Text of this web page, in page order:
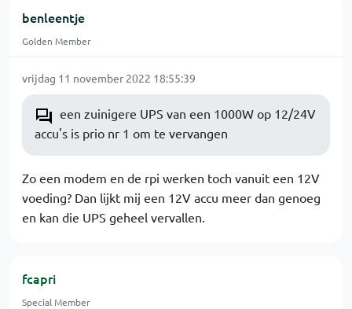
benleentje
Golden Member
vrijdag 11 november 2022 18:55:39
een zuinigere UPS van een 1000W op 12/24V
accu's is prio nr 1 om te vervangen
Zo een modem en de rpi werken toch vanuit een 12V
voeding? Dan lijkt mij een 12V accu meer dan genoeg
en kan die UPS geheel vervallen.
fcapri
Special Member